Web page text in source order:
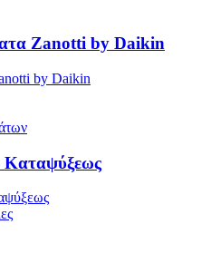
Zanotti by Daikin
by Daikin
Καταψύξεως